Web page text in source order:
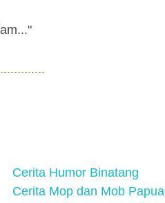
Cerita Humor Binatang
Cerita Mop dan Mob Papua